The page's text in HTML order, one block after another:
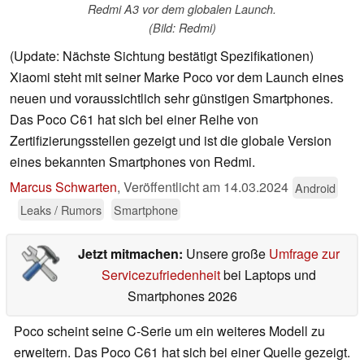
Redmi A3 vor dem globalen Launch.
(Bild: Redmi)
(Update: Nächste Sichtung bestätigt Spezifikationen)
Xiaomi steht mit seiner Marke Poco vor dem Launch eines
neuen und voraussichtlich sehr günstigen Smartphones.
Das Poco C61 hat sich bei einer Reihe von
Zertifizierungsstellen gezeigt und ist die globale Version
eines bekannten Smartphones von Redmi.
Marcus Schwarten, Veröffentlicht am 14.03.2024 Android
Leaks / Rumors
Smartphone
Jetzt mitmachen: Unsere große Umfrage zur
Servicezufriedenheitbei Laptops und
Smartphones 2026
Poco scheint seine C-Serie um ein weiteres Modell zu
erweitern. Das Poco C61 hat sich bei einer Quelle gezeigt.